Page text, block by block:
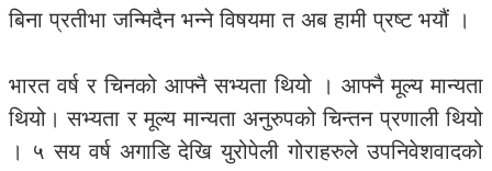
बिना प्रतीभा जन्मिदैन भन्ने विषयमा त अब हामी प्रष्ट भयौं ।
भारत वर्ष र चिनको आफ्नै सभ्यता थियो । आफ्नै मूल्य मान्यता
थियो। सभ्यता र मूल्य मान्यता अनुरुपको चिन्तन प्रणाली थियो
। ५ सय वर्ष अगाडि देखि युरोपेली गोराहरुले उपनिवेशवादको